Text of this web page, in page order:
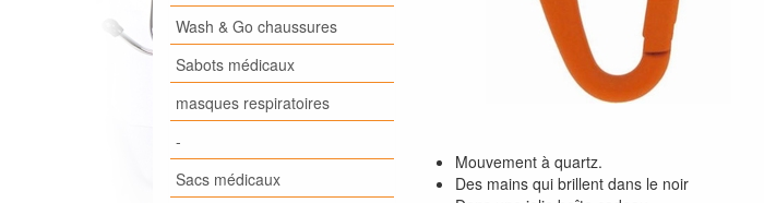
Wash & Go chaussures
Sabots médicaux
masques respiratoires
-
Sacs médicaux
Mouvement à quartz.
Des mains qui brillent dans le noir